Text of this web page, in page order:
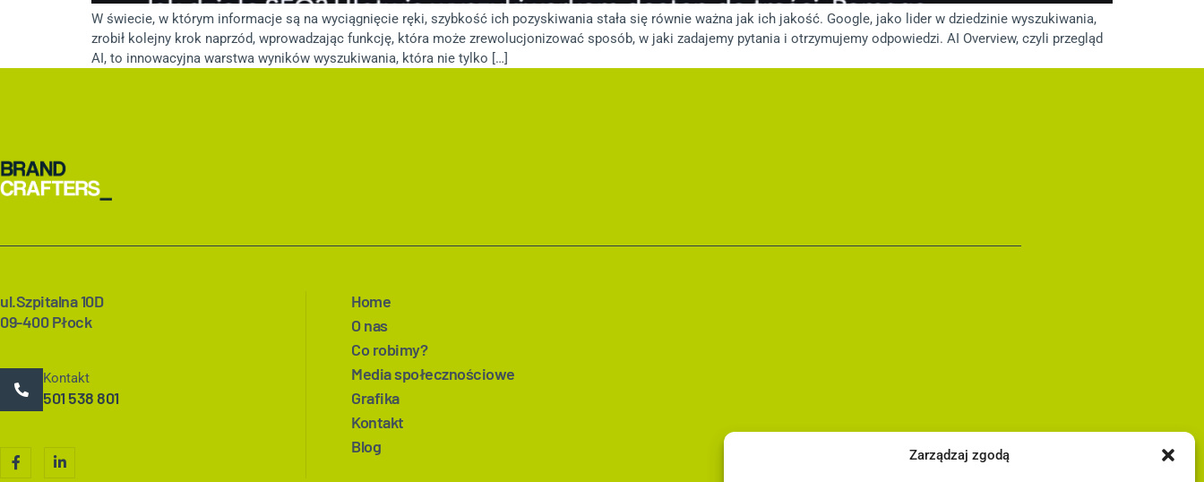
Zarządzaj zgodą
W świecie, w którym informacje są na wyciągnięcie ręki, szybkość ich pozyskiwania stała się równie ważna jak ich jakość. Google, jako lider w dziedzinie wyszukiwania,
zrobił kolejny krok naprzód, wprowadzając funkcję, która może zrewolucjonizować sposób, w jaki zadajemy pytania i otrzymujemy odpowiedzi. AI Overview, czyli przegląd
AI, to innowacyjna warstwa wyników wyszukiwania, która nie tylko […]
ul.Szpitalna 10D
09-400 Płock
Kontakt
501 538 801
Home
O nas
Co robimy?
Media społecznościowe
Grafika
Kontakt
Blog